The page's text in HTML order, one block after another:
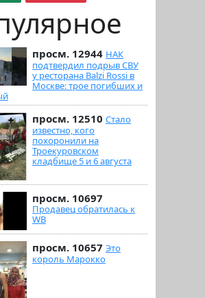
просм. 12944 НАК
подтвердил подрыв СВУ
у ресторана Balzi Rossi в
Москве: трое погибших и
просм. 12510 Стало
известно, кого
похоронили на
Троекуровском
кладбище 5 и 6 августа
просм. 10697
Продавец обратилась к
WB
просм. 10657 Это
король Марокко